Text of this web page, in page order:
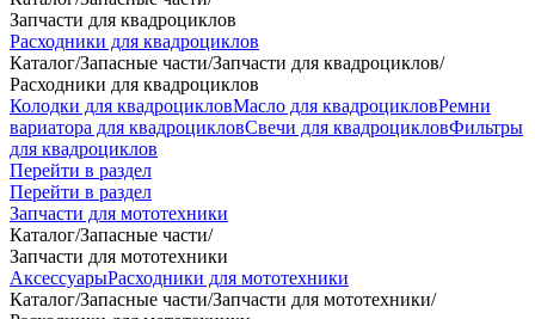
Запчасти для квадроциклов
Расходники для квадроциклов
Каталог/Запасные части/Запчасти для квадроциклов/
Расходники для квадроциклов
Колодки для квадроцикловМасло для квадроцикловРемни
вариатора для квадроцикловСвечи для квадроцикловФильтры
для квадроциклов
Перейти в раздел
Перейти в раздел
Запчасти для мототехники
Каталог/Запасные части/
Запчасти для мототехники
АксессуарыРасходники для мототехники
Каталог/Запасные части/Запчасти для мототехники/